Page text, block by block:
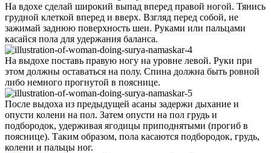
На вдохе сделай широкий выпад вперед правой ногой. Тянись
грудной клеткой вперед и вверх. Взгляд перед собой, не
зажимай заднюю поверхность шеи. Руками или пальцами
касайся пола для удержания баланса.
На выдохе поставь правую ногу на уровне левой. Руки при
этом должны оставаться на полу. Спина должна быть ровной
либо немного прогнутой в пояснице.
После выдоха из предыдущей асаны задержи дыхание и
опусти колени на пол. Затем опусти на пол грудь и
подбородок, удерживая ягодицы приподнятыми (прогиб в
пояснице). Таким образом, пола касаются подбородок, грудь,
колени и пальцы ног.